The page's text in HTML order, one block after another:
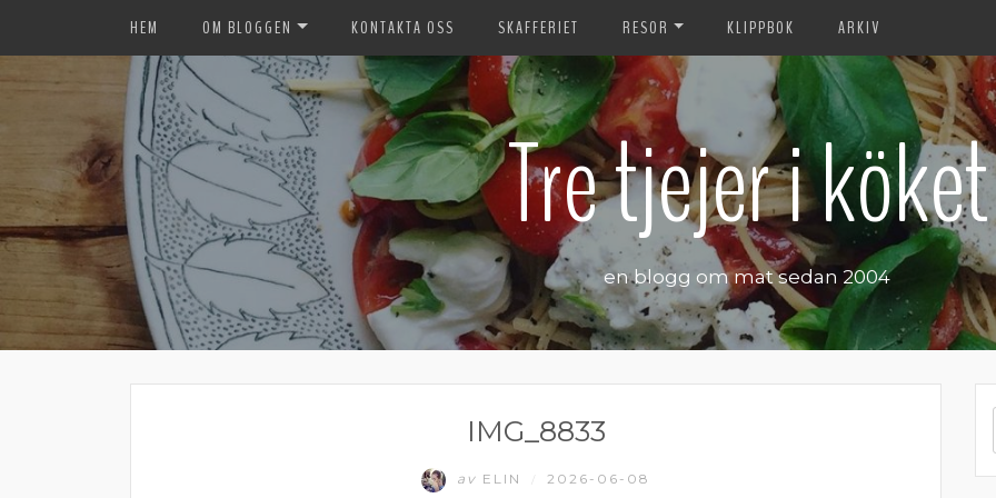
HEM OM BLOGGEN KONTAKTA OSS SKAFFERIET RESOR KLIPPBOK ARKIV
Tre tjejer i köket
en blogg om mat sedan 2004
IMG_8833
av ELIN 2026-06-08